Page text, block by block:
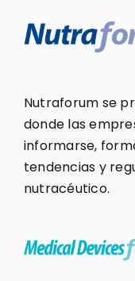
Nutraforum se
donde las
informarse,
tendencias y
nutracéutico.